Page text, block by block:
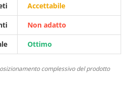
Accettabile
Non adatto
Ottimo
complessivo del prodotto